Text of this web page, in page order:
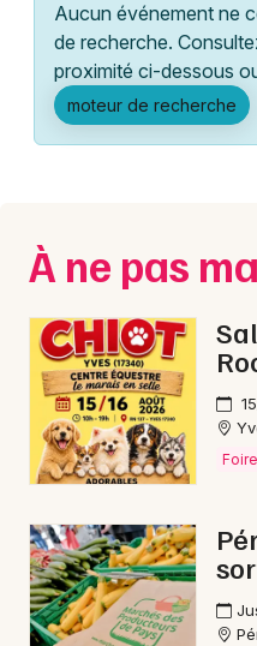
Manifestations
Foires & salons
Sports
Soirées
Sorties famille
Expos
Spectacle musical en
Spectacle musical en
Marseille
Mulhouse
Montpellier
Paris
Strasbourg
Toulouse
Toutes les villes
Aucun événement ne
de recherche.
proximité ci-dessous
moteur de recherche
À ne pas